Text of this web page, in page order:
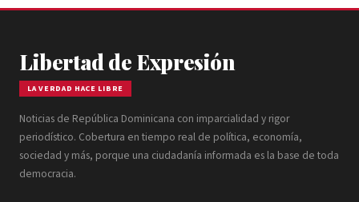
Libertad de Expresión
LA VERDAD HACE LIBRE
Noticias de República Dominicana con imparcialidad y rigor
periodístico. Cobertura en tiempo real de política, economía,
sociedad y más, porque una ciudadanía informada es la base de toda
democracia.